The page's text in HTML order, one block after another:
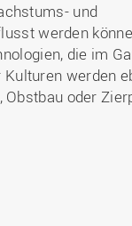
und
werden
die im
werden
oder